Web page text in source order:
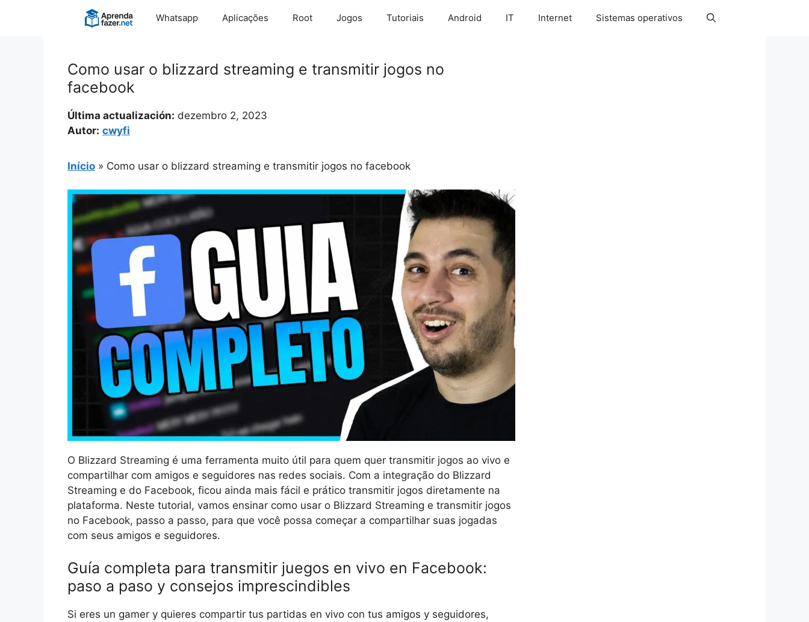
Whatsapp Aplicações Root Jogos Tutoriais Android IT Internet Sistemas operativos
Como usar o blizzard streaming e transmitir jogos no
facebook
Última actualización: dezembro 2, 2023
Autor: cwyfi
Início » Como usar o blizzard streaming e transmitir jogos no facebook
O Blizzard Streaming é uma ferramenta muito útil para quem quer transmitir jogos ao vivo e
compartilhar com amigos e seguidores nas redes sociais. Com a integração do Blizzard
Streaming e do Facebook, ficou ainda mais fácil e prático transmitir jogos diretamente na
plataforma. Neste tutorial, vamos ensinar como usar o Blizzard Streaming e transmitir jogos
no Facebook, passo a passo, para que você possa começar a compartilhar suas jogadas
com seus amigos e seguidores.
Guía completa para transmitir juegos en vivo en Facebook:
paso a paso y consejos imprescindibles
Si eres un gamer y quieres compartir tus partidas en vivo con tus amigos y seguidores,